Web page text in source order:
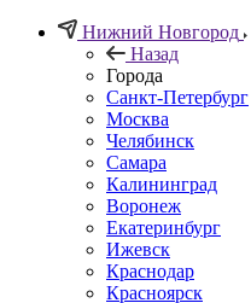
Нижний Новгород
Назад
Города
Санкт-Петербург
Москва
Челябинск
Самара
Калининград
Воронеж
Екатеринбург
Ижевск
Краснодар
Красноярск